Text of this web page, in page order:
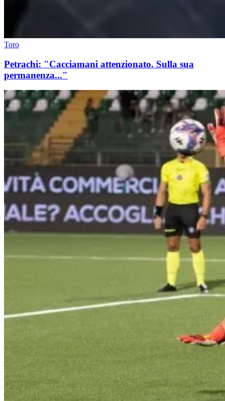
Toro
Petrachi: "Cacciamani attenzionato. Sulla sua
permanenza..."